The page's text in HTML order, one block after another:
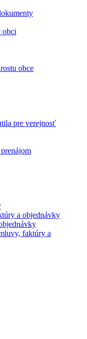
obci
obce
pre verejnosť
a objednávky
faktúry a